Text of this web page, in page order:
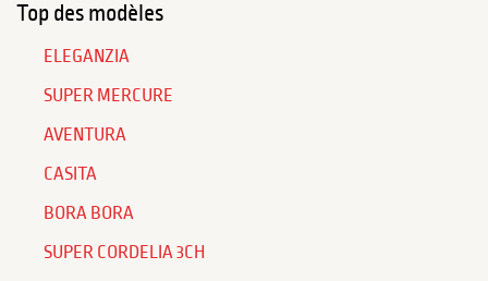
Top des modèles
ELEGANZIA
SUPER MERCURE
AVENTURA
CASITA
BORA BORA
SUPER CORDELIA 3CH